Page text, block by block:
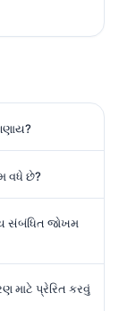
મેડિસિનમાં
વધે છે?
સંબંધિત જોખમ
માટે પ્રેરિત કરવું